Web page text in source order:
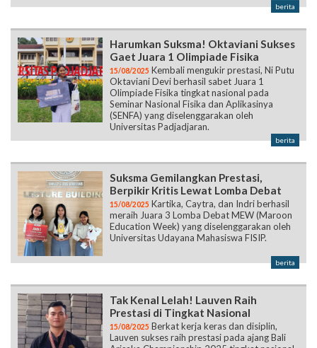
berita
Harumkan Suksma! Oktaviani Sukses
Gaet Juara 1 Olimpiade Fisika
15/08/2025 Kembali mengukir prestasi, Ni Putu
Oktaviani Devi berhasil sabet Juara 1
Olimpiade Fisika tingkat nasional pada
Seminar Nasional Fisika dan Aplikasinya
(SENFA) yang diselenggarakan oleh
Universitas Padjadjaran.
berita
Suksma Gemilangkan Prestasi,
Berpikir Kritis Lewat Lomba Debat
15/08/2025 Kartika, Caytra, dan Indri berhasil
meraih Juara 3 Lomba Debat MEW (Maroon
Education Week) yang diselenggarakan oleh
Universitas Udayana Mahasiswa FISIP.
berita
Tak Kenal Lelah! Lauven Raih
Prestasi di Tingkat Nasional
15/08/2025 Berkat kerja keras dan disiplin,
Lauven sukses raih prestasi pada ajang Bali